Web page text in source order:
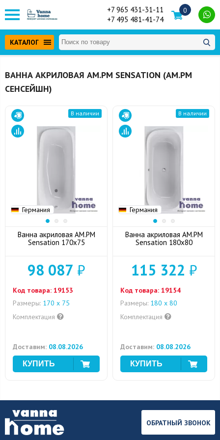
+7 965 431-31-11
+7 495 481-41-74
0
КАТАЛОГ
ВАННА АКРИЛОВАЯ AM.PM SENSATION (АМ.РМ
СЕНСЕЙШН)
Германия
В наличии
Ванна акриловая AM.PM
Sensation 170x75
98 087 ₽
Код товара: 19153
Размеры: 170 х 75
Комплектация
Доставим: 08.08.2026
Германия
В наличии
Ванна акриловая AM.PM
Sensation 180x80
115 322 ₽
Код товара: 19154
Размеры: 180 x 80
Комплектация
Доставим: 08.08.2026
ОБРАТНЫЙ ЗВОНОК